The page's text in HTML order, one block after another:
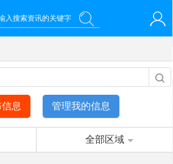
棒极网-济南西部新城社区新媒体综
合资讯门户网站
注册 微信快速登录
息 管理我的信息
全部区域